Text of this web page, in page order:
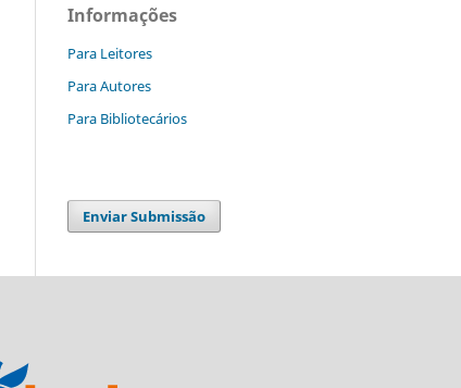
Informações
Para Leitores
Para Autores
Para Bibliotecários
Enviar Submissão